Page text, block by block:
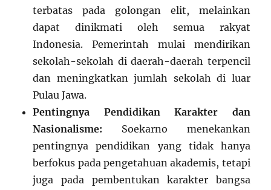
terbatas pada golongan elit, melainkan
dapat dinikmati oleh semua rakyat
Indonesia. Pemerintah mulai mendirikan
sekolah-sekolah di daerah-daerah terpencil
dan meningkatkan jumlah sekolah di luar
Pulau Jawa.
Pentingnya Pendidikan Karakter dan
Nasionalisme: Soekarno menekankan
pentingnya pendidikan yang tidak hanya
berfokus pada pengetahuan akademis, tetapi
juga pada pembentukan karakter bangsa